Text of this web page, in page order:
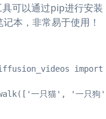
可以通过pip进行安
本，非常易于使用！
import
一只猫', '一只狗